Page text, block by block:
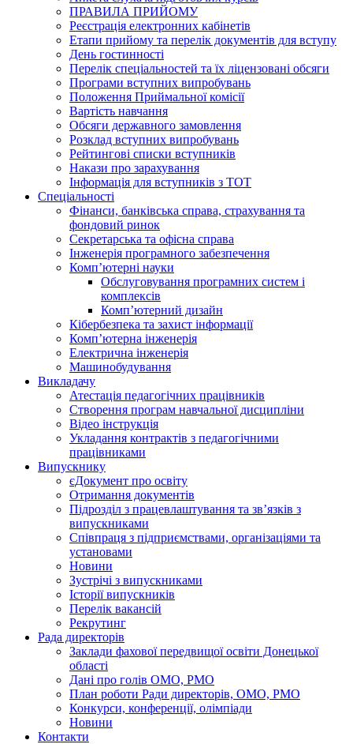
ПРАВИЛА ПРИЙОМУ
Реєстрація електронних кабінетів
Етапи прийому та перелік документів для вступу
День гостинності
Перелік спеціальностей та їх ліцензовані обсяги
Програми вступних випробувань
Положення Приймальної комісії
Вартість навчання
Обсяги державного замовлення
Розклад вступних випробувань
Рейтингові списки вступників
Накази про зарахування
Інформація для вступників з ТОТ
Спеціальності
Фінанси, банківська справа, страхування та
фондовий ринок
Секретарська та офісна справа
Інженерія програмного забезпечення
Комп’ютерні науки
Обслуговування програмних систем і
комплексів
Комп’ютерний дизайн
Кібербезпека та захист інформації
Комп’ютерна інженерія
Електрична інженерія
Машинобудування
Викладачу
Атестація педагогічних працівників
Створення програм навчальної дисципліни
Відео інструкція
Укладання контрактів з педагогічними
працівниками
Випускнику
єДокумент про освіту
Отримання документів
Підрозділ з працевлаштування та зв’язків з
випускниками
Співпраця з підприємствами, організаціями та
установами
Новини
Зустрічі з випускниками
Історії випускників
Перелік вакансій
Рекрутинг
Рада директорів
Заклади фахової передвищої освіти Донецької
області
Дані про голів ОМО, РМО
План роботи Ради директорів, ОМО, РМО
Конкурси, конференції, олімпіади
Новини
Контакти